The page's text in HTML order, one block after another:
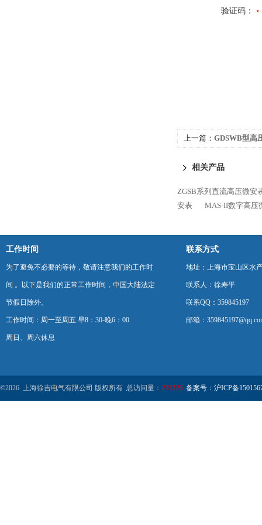
验证码：
上一篇： GDSWB型高
相关产品
ZGSB系列直流高压微安
安表
MAS-II数字高压
工作时间
为了避免不必要的等待，敬请注意我们的工作时
间 。以下是我们的正常工作时间，中国大陆法定
节假日除外。
工作时间：周一至周五 早8：30-晚6：00
周日、周六休息
联系方式
地址：上海市宝山区水
联系人：徐寿平
联系QQ：359845197
邮箱：
©2026 上海徐吉电气有限公司 版权所有 总访问量： 223226 备案号：沪ICP备